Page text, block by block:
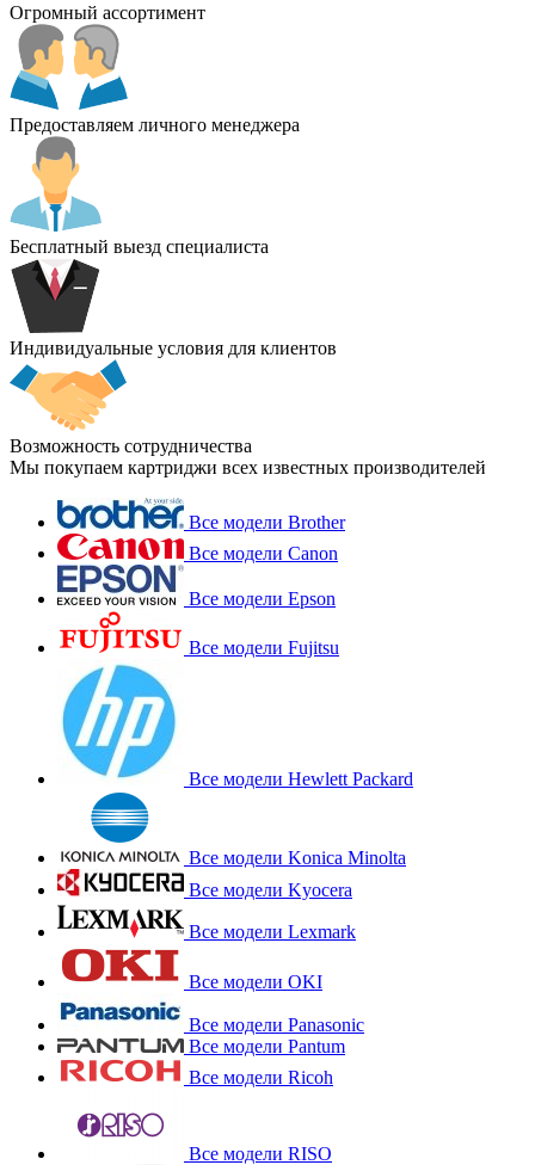
Огромный ассортимент
Предоставляем личного менеджера
Бесплатный выезд специалиста
Индивидуальные условия для клиентов
Возможность сотрудничества
Мы покупаем картриджи всех известных производителей
Все модели Brother
Все модели Canon
Все модели Epson
Все модели Fujitsu
Все модели Hewlett Packard
Все модели Konica Minolta
Все модели Kyocera
Все модели Lexmark
Все модели OKI
Все модели Panasonic
Все модели Pantum
Все модели Ricoh
Все модели RISO